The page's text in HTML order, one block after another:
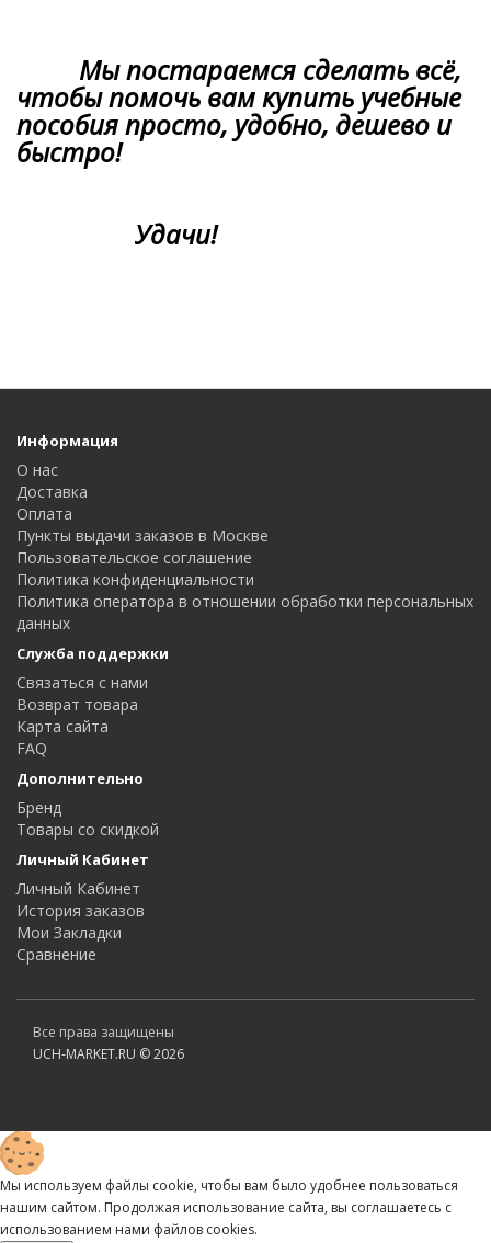
Мы постараемся сделать всё,
чтобы помочь вам купить учебные
пособия просто, удобно, дешево и
быстро!
Удачи!
Информация
О нас
Доставка
Оплата
Пункты выдачи заказов в Москве
Пользовательское соглашение
Политика конфиденциальности
Политика оператора в отношении обработки персональных
данных
Служба поддержки
Связаться с нами
Возврат товара
Карта сайта
FAQ
Дополнительно
Бренд
Товары со скидкой
Личный Кабинет
Личный Кабинет
История заказов
Мои Закладки
Сравнение
Все права защищены
UCH-MARKET.RU © 2026
Мы используем файлы cookie, чтобы вам было удобнее пользоваться
нашим сайтом. Продолжая использование сайта, вы соглашаетесь c
использованием нами файлов cookies.